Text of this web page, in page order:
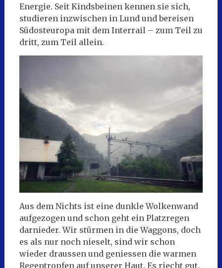
Energie. Seit Kindsbeinen kennen sie sich,
studieren inzwischen in Lund und bereisen
Südosteuropa mit dem Interrail – zum Teil zu
dritt, zum Teil allein.
Aus dem Nichts ist eine dunkle Wolkenwand
aufgezogen und schon geht ein Platzregen
darnieder. Wir stürmen in die Waggons, doch
es als nur noch nieselt, sind wir schon
wieder draussen und geniessen die warmen
Regentropfen auf unserer Haut. Es riecht gut.